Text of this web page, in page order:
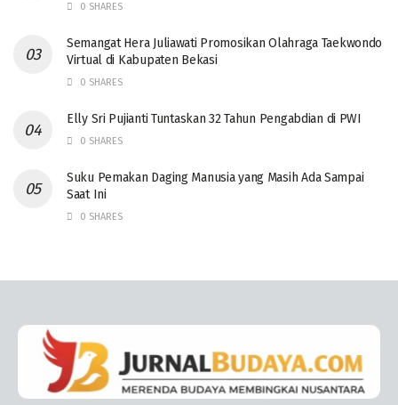
0 SHARES
Semangat Hera Juliawati Promosikan Olahraga Taekwondo
Virtual di Kabupaten Bekasi
0 SHARES
Elly Sri Pujianti Tuntaskan 32 Tahun Pengabdian di PWI
0 SHARES
‎Suku Pemakan Daging Manusia yang Masih Ada Sampai
Saat Ini
0 SHARES